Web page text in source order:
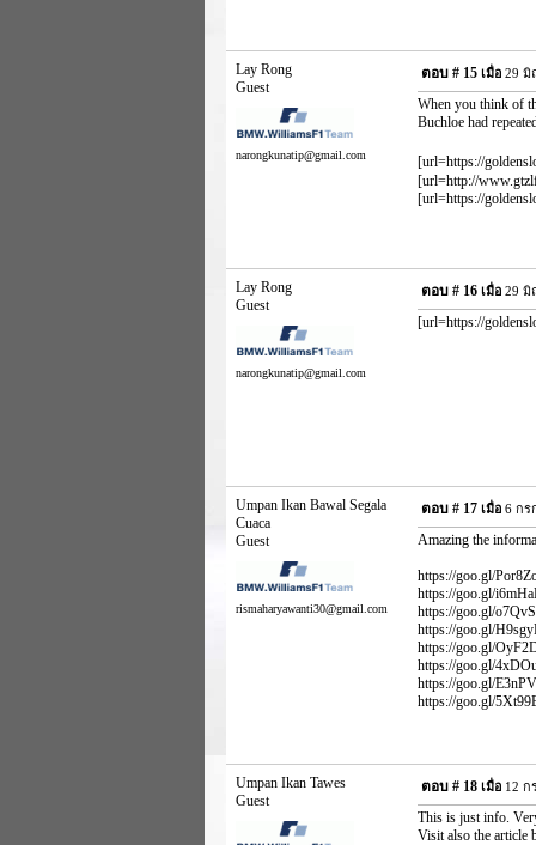
Lay Rong
Guest
narongkunatip@gmail.com
ตอบ # 15 เมื่อ 29 มิ
When you think of
Buchloe had
[url=https://
[url=http://
[url=https://
Lay Rong
Guest
narongkunatip@gmail.com
ตอบ # 16 เมื่อ 29 มิ
[url=https://
Umpan Ikan Bawal Segala
Cuaca
Guest
rismaharyawanti30@gmail.com
ตอบ # 17 เมื่อ 6 กร
Amazing the
https://goo.gl/
https://goo.gl/
https://goo.gl/
https://goo.gl/
https://goo.gl/
https://goo.gl/
https://goo.gl/
https://goo.gl/
Umpan Ikan Tawes
Guest
ตอบ # 18 เมื่อ 12 ก
This is just info.
Visit also the article